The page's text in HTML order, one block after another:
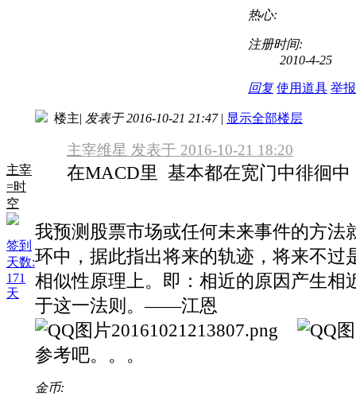
热心:
注册时间:
2010-4-25
回复 使用道具 举报
主宰
=时
空
签到
天数:
171
天
楼主| 发表于 2016-10-21 21:47 | 显示全部楼层
主宰维星 发表于 2016-10-21 18:20
在MACD里 基本都在宽门中徘徊中
我预测股票市场或任何未来事件的方
环中，据此指出将来的轨迹，将来不
相似性原理上。即：相近的原因产生
于这一法则。——江恩
参考吧。。。
金币: